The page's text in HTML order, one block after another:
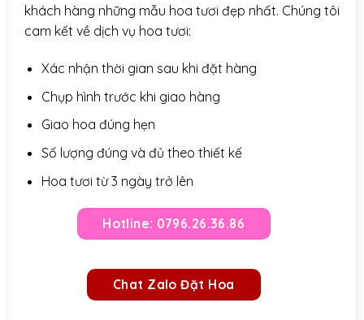
khách hàng những mẫu hoa tươi đẹp nhất. Chúng tôi
cam kết về dịch vụ hoa tươi:
Xác nhận thời gian sau khi đặt hàng
Chụp hình trước khi giao hàng
Giao hoa đúng hẹn
Số lượng đúng và đủ theo thiết kế
Hoa tươi từ 3 ngày trở lên
Hotline: 0796.26.36.86
Chat Zalo Đặt Hoa